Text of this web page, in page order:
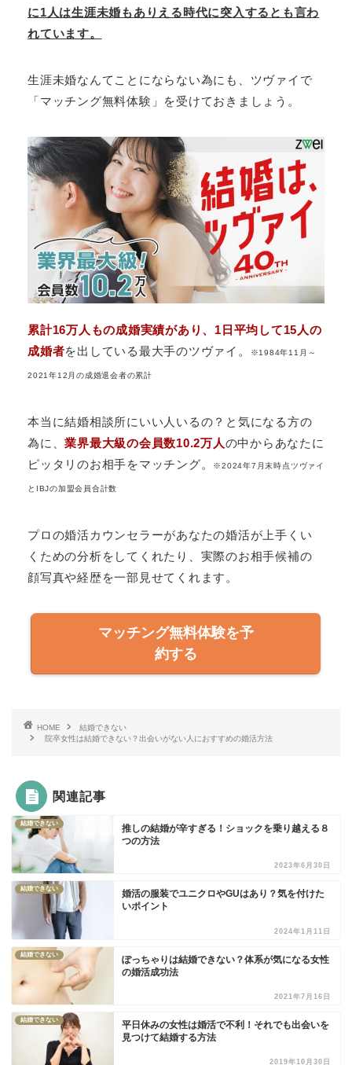
に1人は生涯未婚もありえる時代に突入するとも言わ
れています。
生涯未婚なんてことにならない為にも、ツヴァイで
「マッチング無料体験」を受けておきましょう。
累計16万人もの成婚実績があり、1日平均して15人の
成婚者を出している最大手のツヴァイ。 ※1984年11月～
2021年12月の成婚退会者の累計
本当に結婚相談所にいい人いるの？と気になる方の
為に、業界最大級の会員数10.2万人の中からあなたに
ピッタリのお相手をマッチング。
※2024年7月末時点ツヴァイ
とIBJの加盟会員合計数
プロの婚活カウンセラーがあなたの婚活が上手くい
くための分析をしてくれたり、実際のお相手候補の
顔写真や経歴を一部見せてくれます。
マッチング無料体験を予
約する
HOME
結婚できない
院卒女性は結婚できない？出会いがない人におすすめの婚活方法
関連記事
結婚できない
推しの結婚が辛すぎる！ショックを乗り越える８
つの方法
2023年6月30日
結婚できない
婚活の服装でユニクロやGUはあり？気を付けた
いポイント
2024年1月11日
結婚できない
ぽっちゃりは結婚できない？体系が気になる女性
の婚活成功法
2021年7月16日
結婚できない
平日休みの女性は婚活で不利！それでも出会いを
見つけて結婚する方法
2019年10月30日